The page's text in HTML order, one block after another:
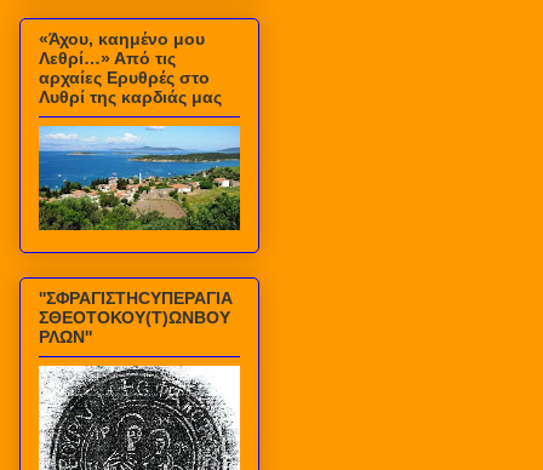
«Άχου, καημένο μου
Λεθρί…» Από τις
αρχαίες Ερυθρές στο
Λυθρί της καρδιάς μας
''ΣΦΡΑΓΙΣΤΗCΥΠΕΡΑΓΙΑ
ΣΘΕΟΤΟΚΟΥ(Τ)ΩΝΒΟΥ
ΡΛΩΝ''